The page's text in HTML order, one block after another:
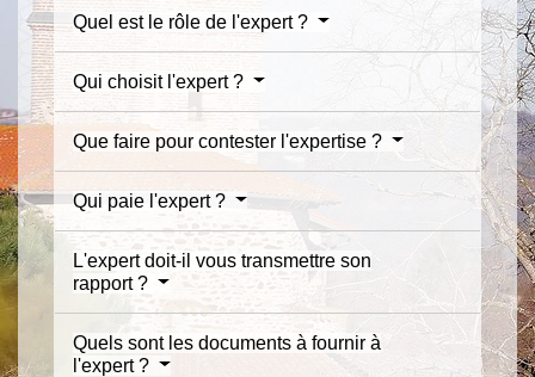
Quel est le rôle de l'expert ?
Qui choisit l'expert ?
Que faire pour contester l'expertise ?
Qui paie l'expert ?
L'expert doit-il vous transmettre son
rapport ?
Quels sont les documents à fournir à
l'expert ?